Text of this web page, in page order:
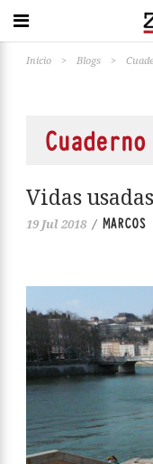
Inicio > Blogs >
Vidas usadas
19 Jul 2018 / MARCOS